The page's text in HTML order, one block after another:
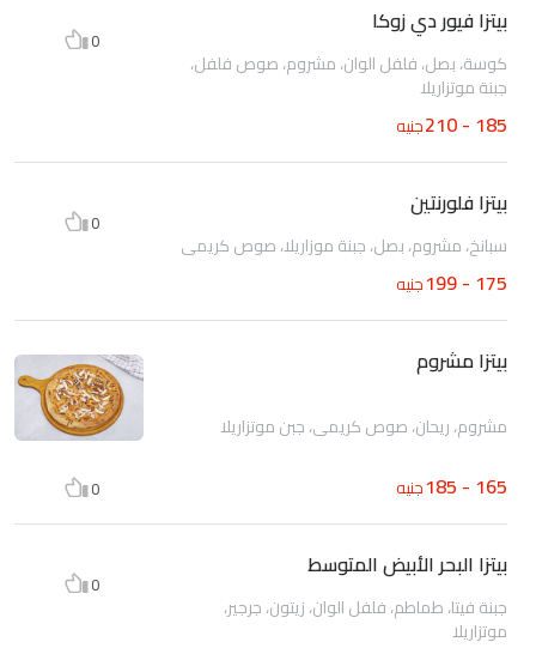
بيتزا فيور دي زوكا
كوسة، بصل، فلفل الوان، مشروم، صوص فلفل،
جبنة موتزاريلا
185 - 210 جنيه
0
بيتزا فلورنتين
سبانخ، مشروم، بصل، جبنة موزاريلا، صوص كريمي
175 - 199 جنيه
0
بيتزا مشروم
مشروم، ريحان، صوص كريمي، جبن موتزاريلا
165 - 185 جنيه 0
بيتزا البحر الأبيض المتوسط
جبنة فيتا، طماطم، فلفل الوان، زيتون، جرجير،
موتزاريلا
0